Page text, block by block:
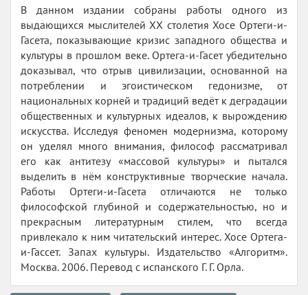
В данном издании собраны работы одного из
выдающихся мыслителей XX столетия Хосе Ортеги-и-
Гасета, показывающие кризис западного общества и
культуры в прошлом веке. Ортега-и-Гасет убедительно
доказывал, что отрыв цивилизации, основанной на
потреблении и эгоистическом гедонизме, от
национальных корней и традиций ведёт к деградации
общественных и культурных идеалов, к вырождению
искусства. Исследуя феномен модернизма, которому
он уделял много внимания, философ рассматривал
его как антитезу «массовой культуры» и пытался
выделить в нём конструктивные творческие начала.
Работы Ортеги-и-Гасета отличаются не только
философской глубиной и содержательностью, но и
прекрасным литературным стилем, что всегда
привлекало к ним читательский интерес. Хосе Ортега-
и-Гассет. Запах культуры. Издательство «Алгоритм».
Москва. 2006. Перевод с испанского Г. Г. Орла.